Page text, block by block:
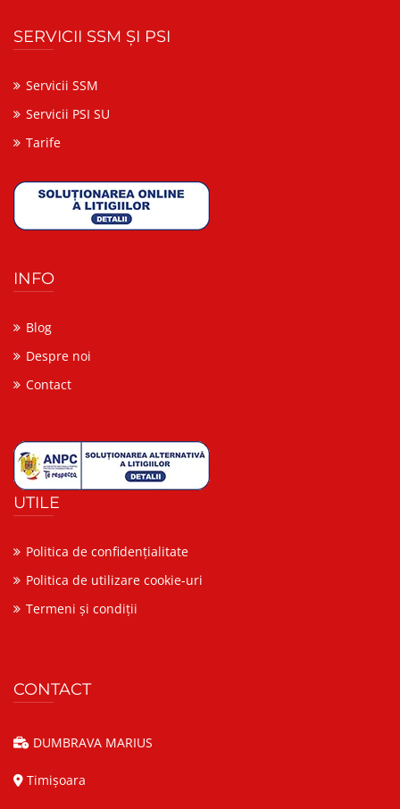
SERVICII SSM ȘI PSI
Servicii SSM
Servicii PSI SU
Tarife
INFO
Blog
Despre noi
Contact
UTILE
Politica de confidențialitate
Politica de utilizare cookie-uri
Termeni și condiții
CONTACT
DUMBRAVA MARIUS
Timișoara